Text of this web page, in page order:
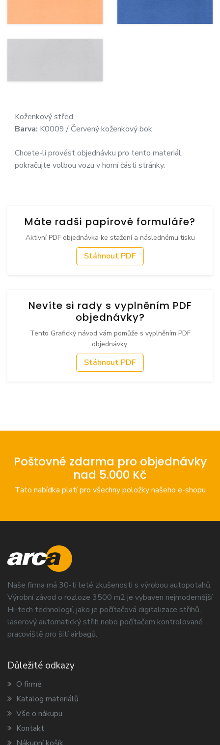
Koženkový střed
Barva: K0009 / Červený koženkový bok
Chcete-li provést objednávku pro tento materiál,
pokračujte volbou vozu v horní části stránky.
Máte radši papírové formuláře?
Aktivní PDF objednávka ke stažení a následnému tisku
Stáhnout PDF
Nevíte si rady s vyplněním PDF
objednávky?
Tento Grafický návod vám pomůže s vyplněním PDF
objednávky.
Stáhnout PDF
Poštovné zdarma pro objednávky
nad 5.000 Kč
Tato nabídka platí pro všechny položky našeho e-shopu
Naše firma má 30-ti leté zkušenosti s výrobou autopotahů.
Výrobní závod o rozloze 3500 m2 je vybaven nejmodernější
Hi-tech technologií, jako je počítačová digitalizace střihů,
laserový automatický střih nebo počítačem kontrolované
pracoviště pro šití airbagů.
Důležité odkazy
O firmě
Katalog materiálů
Vše o nákupu
Kontakt